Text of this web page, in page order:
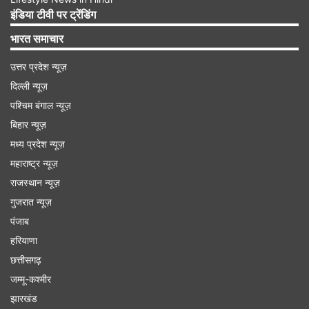
ISMR के लिए नई दिल्ली में देखने को उत्सुक हैं। बता दें कि
ISMR की पहली बैठक सितंबर 2022 में नई दिल्ली में हुई
थी, जबकि दूसरी बैठक अगस्त 2023 में सिंगापुर में आयोजित
की गई थी। जयशंकर ने टेमासेक होल्डिंग्स के अध्यक्ष-नामित
टियो ची हीन से भी मुलाकात की, जिसमें भारत में निवेश के
अवसरों पर चर्चा हुई।
इंडिया टीवी पर ट्रेंडिंग
भारत समाचार
उत्तर प्रदेश न्यूज़
दिल्ली न्यूज़
पश्चिम बंगाल न्यूज़
बिहार न्यूज़
मध्य प्रदेश न्यूज़
महाराष्ट्र न्यूज़
राजस्थान न्यूज़
गुजरात न्यूज़
पंजाब
हरियाणा
छत्तीसगढ़
जम्मू-कश्मीर
झारखंड